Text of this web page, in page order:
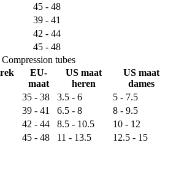
45 - 48
39 - 41
42 - 44
45 - 48
Compression tubes
EU-
maat
US maat
heren
US maat
dames
35 - 38 3.5 - 6
5 - 7.5
39 - 41 6.5 - 8
8 - 9.5
42 - 44 8.5 - 10.5
10 - 12
45 - 48 11 - 13.5 12.5 - 15